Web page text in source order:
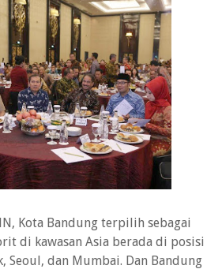
Kota Bandung terpilih sebagai
di kawasan Asia berada di posisi
Seoul, dan Mumbai. Dan Bandung